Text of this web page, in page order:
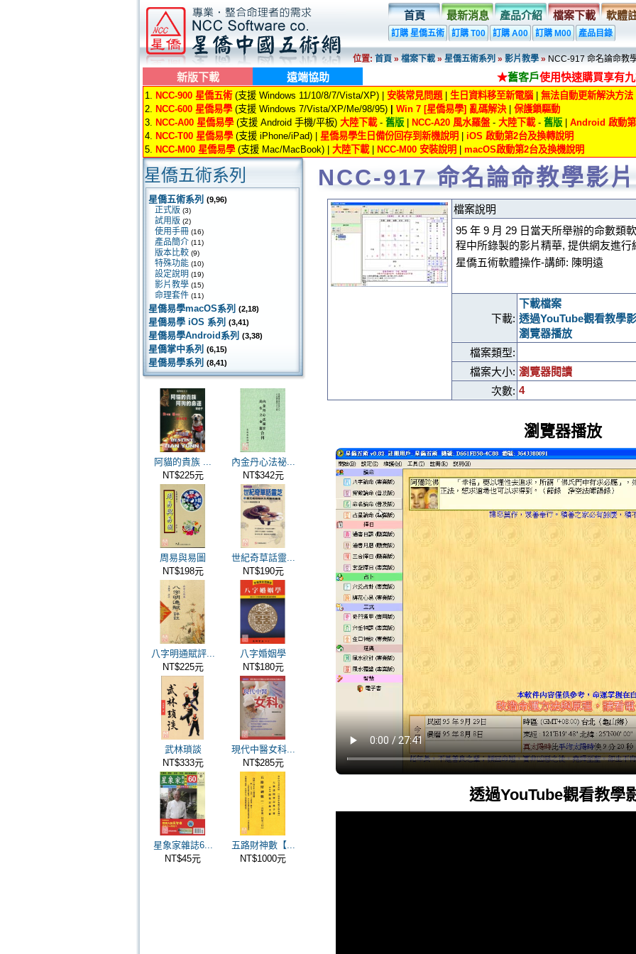
首頁 最新消息 產品介紹 檔案下載 軟體
訂購 星僑五術 訂購 T00 訂購 A00 訂購 M00 產品目錄
位置:首頁»檔案下載»星僑五術系列»影片教學»NCC-917 命名論命教
新版下載 遠端協助 ★舊客戶使用快速購買享有
1. NCC-900 星僑五術(支援 Windows 11/10/8/7/Vista/XP) | 安裝常見問題| 生日資料移至新電腦| 無法自動更新解決方法
2. NCC-600 星僑易學(支援 Windows 7/Vista/XP/Me/98/95) Win 7 [星僑易學] 亂碼解決| 保護鎖驅動
3. NCC-A00 星僑易學(支援 Android 手機/平板) 大陸下載- 舊版 NCC-A20 風水羅盤- 大陸下載- 舊版
Android 啟動
4. NCC-T00 星僑易學(支援 iPhone/iPad) | 星僑易學生日備份回存到新機說明
iOS 啟動第2台及換轉說明
5. NCC-M00 星僑易學(支援 Mac/MacBook) | 大陸下載| NCC-M00 安裝說明 macOS啟動第2台及換機說明
星僑五術系列
星僑五術系列 (9,96)
正式版 (3)
試用版 (2)
使用手冊 (16)
產品簡介 (11)
版本比較 (9)
特殊功能 (10)
設定說明 (19)
影片教學 (15)
命理套件 (11)
星僑易學macOS系列 (2,18)
星僑易學 iOS 系列 (3,41)
星僑易學Android系列 (3,38)
星僑掌中系列 (6,15)
星僑易學系列 (8,41)
阿貓的貴族 ...
NT$225元
內金丹心法祕...
NT$342元
周易與易圖
NT$198元
世紀奇草話靈...
NT$190元
八字明通賦評...
NT$225元
八字婚姻學
NT$180元
武林瑣談
NT$333元
現代中醫女科...
NT$285元
星象家雜誌6...
NT$45元
五路財神數【...
NT$1000元
NCC-917 命名論命教學影片
檔案說明
95 年 9 月 29 日當天所舉辦的命數類
程中所錄製的影片精華, 提供網友進
星僑五術軟體操作-講師: 陳明遠
下載:
下載檔案
透過YouTube觀看教學
瀏覽器播放
檔案類型:
檔案大小: 瀏覽器閱讀
次數: 4
瀏覽器播放
透過YouTube觀看教學